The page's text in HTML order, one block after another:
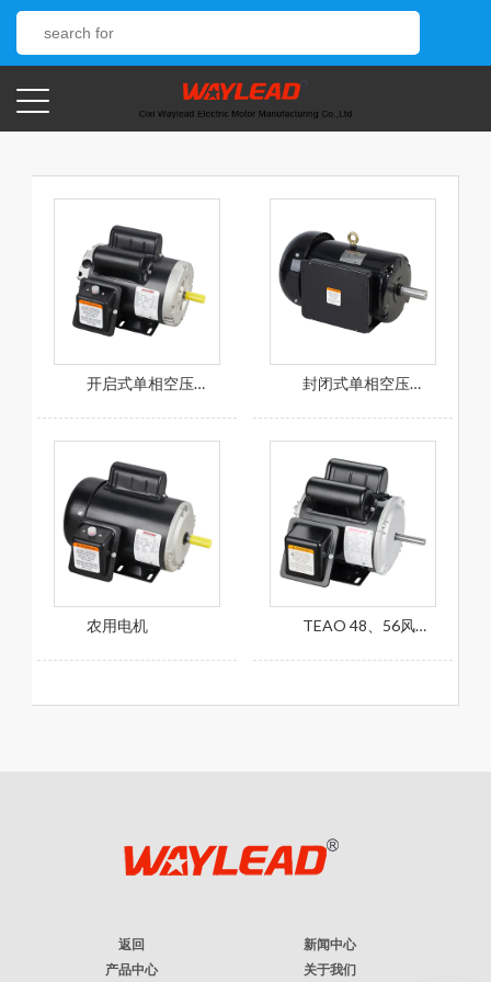
开启式单相空压机电机 封闭式单相空压机电机
农用电机 TEAO 48、56风扇电机
返回
新闻中心
产品中心
关于我们